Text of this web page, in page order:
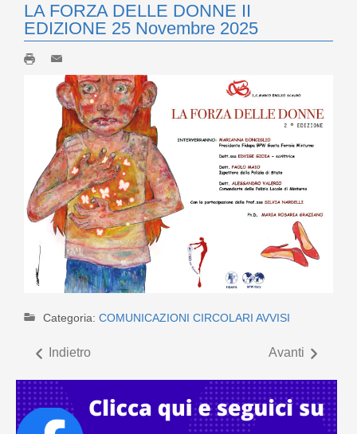
LA FORZA DELLE DONNE II
EDIZIONE 25 Novembre 2025
Categoria: COMUNICAZIONI CIRCOLARI AVVISI
Indietro Avanti